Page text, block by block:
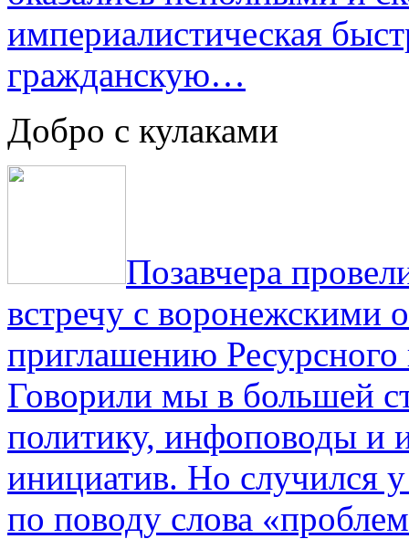
империалистическая
гражданскую…
Добро с кулаками
Позавчера
встречу с воронежскими
приглашению
Говорили мы в большей
политику, инфоповоды
инициатив. Но случился
по поводу слова